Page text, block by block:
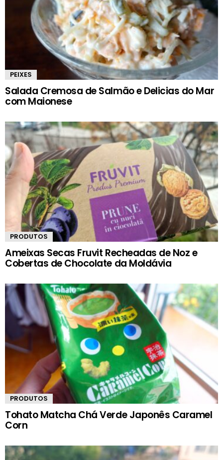
PEIXES
Salada Cremosa de Salmão e Delicias do Mar
com Maionese
PRODUTOS
Ameixas Secas Fruvit Recheadas de Noz e
Cobertas de Chocolate da Moldávia
PRODUTOS
Tohato Matcha Chá Verde Japonês Caramel
Corn